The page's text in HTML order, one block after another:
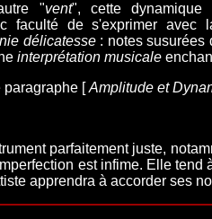
"vent", cette dynamique
faculté de s'exprimer avec
délicatesse: notes susurées
interprétation musicale
paragraphe [Amplitude et
parfaitement juste,
est infime. Elle
apprendra à accorder ses